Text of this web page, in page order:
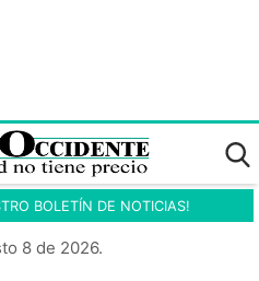
BOLETÍN DE NOTICIAS!
8 de 2026.